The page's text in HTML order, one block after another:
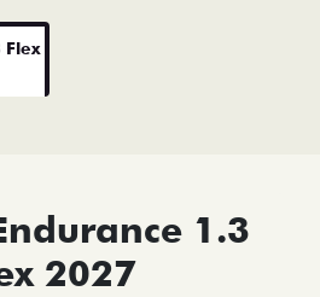
Flex
1.3
2027